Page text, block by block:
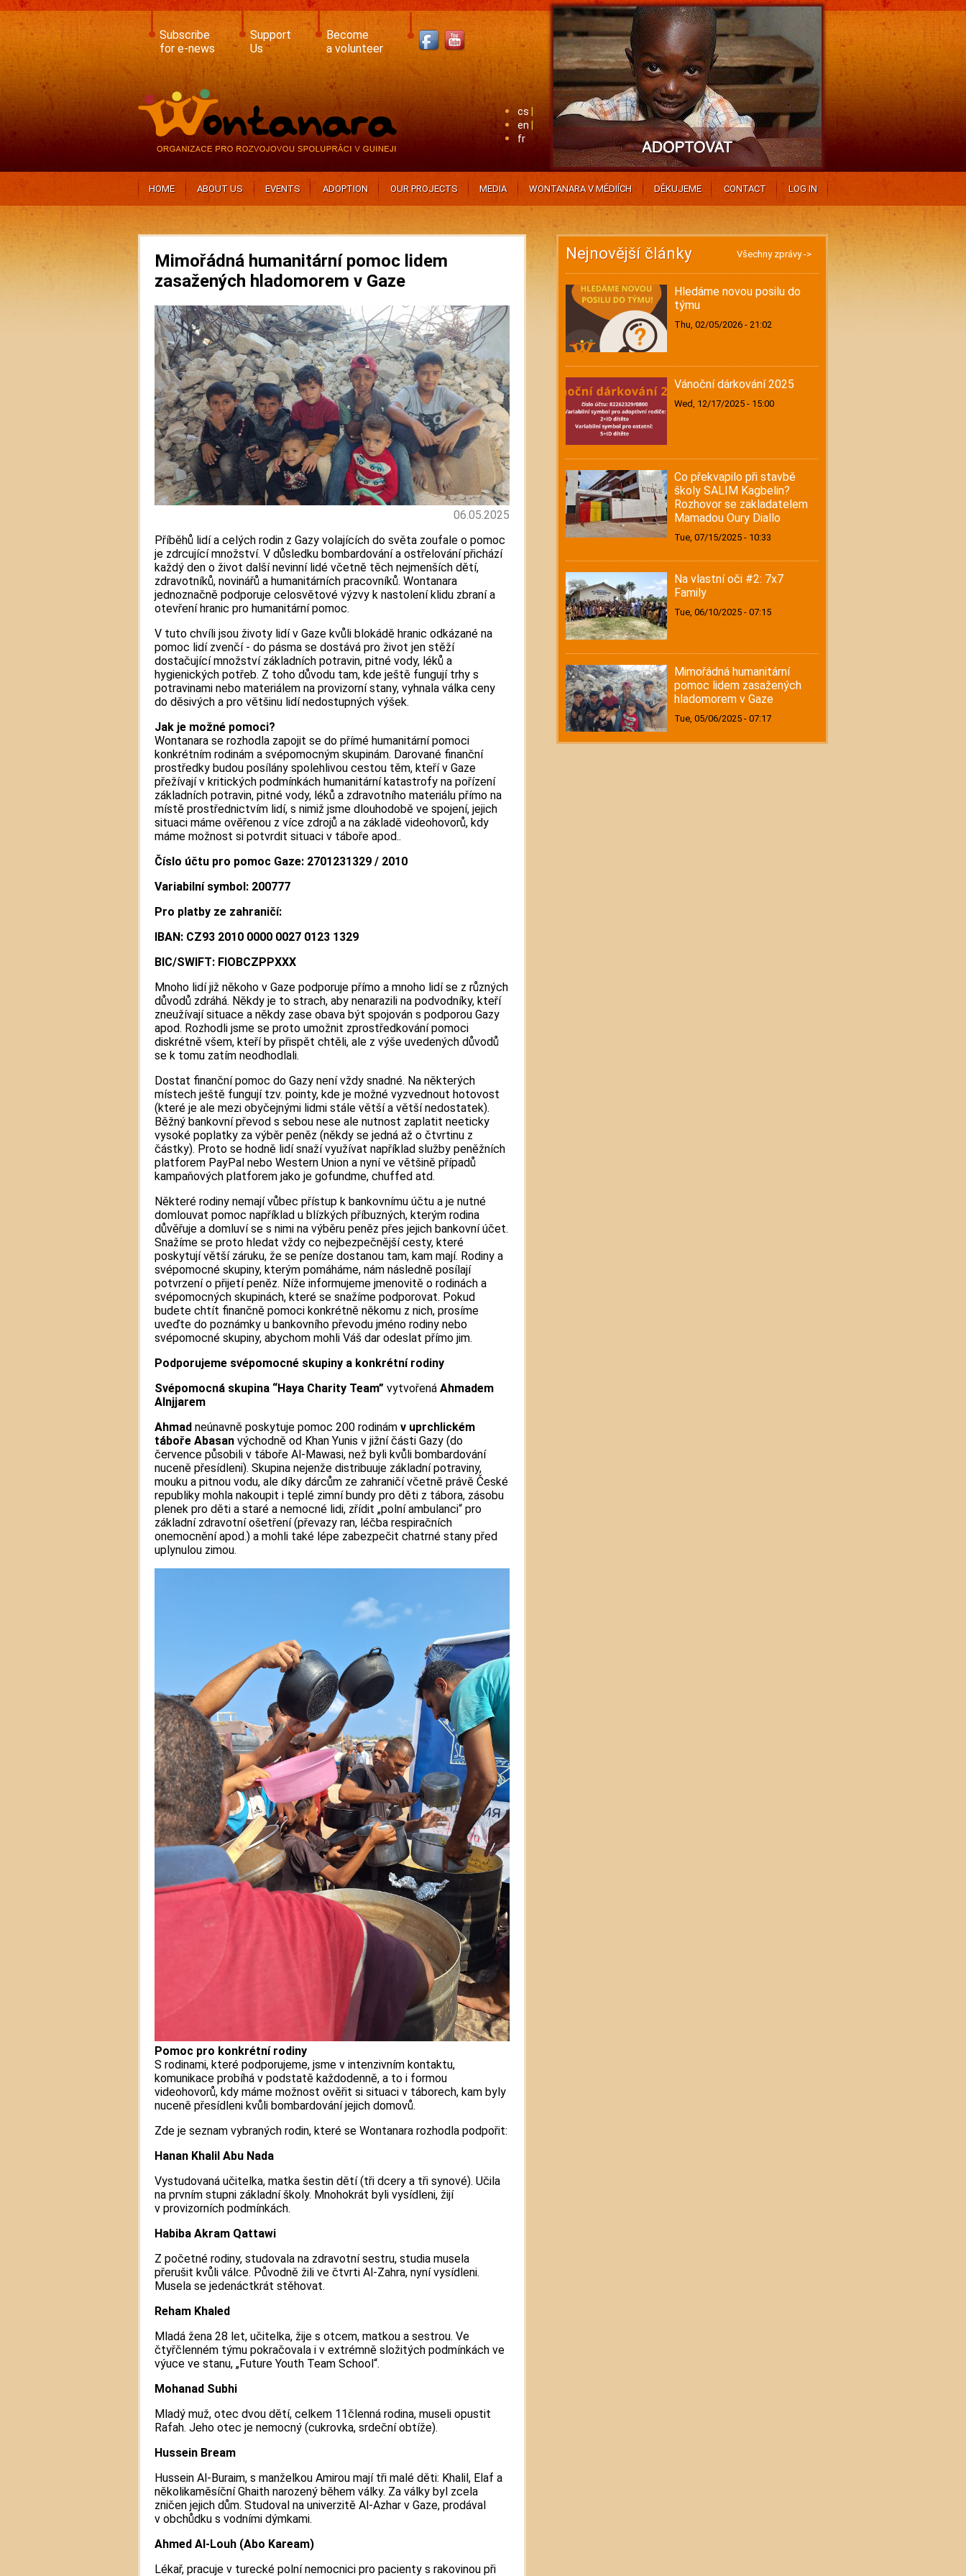
Skip
to
content
Subscribe
for e-news
Support
Us
Become
a volunteer
cs
en
fr
HOME ABOUT US EVENTS ADOPTION OUR PROJECTS MEDIA WONTANARA V MÉDIÍCH DĚKUJEME CONTACT LOG IN
Mimořádná humanitární pomoc lidem
zasažených hladomorem v Gaze
06.05.2025
Příběhů lidí a celých rodin z Gazy volajících do světa zoufale o pomoc
je zdrcující množství. V důsledku bombardování a ostřelování přichází
každý den o život další nevinní lidé včetně těch nejmenších dětí,
zdravotníků, novinářů a humanitárních pracovníků. Wontanara
jednoznačně podporuje celosvětové výzvy k nastolení klidu zbraní a
otevření hranic pro humanitární pomoc.
V tuto chvíli jsou životy lidí v Gaze kvůli blokádě hranic odkázané na
pomoc lidí zvenčí - do pásma se dostává pro život jen stěží
dostačující množství základních potravin, pitné vody, léků a
hygienických potřeb. Z toho důvodu tam, kde ještě fungují trhy s
potravinami nebo materiálem na provizorní stany, vyhnala válka ceny
do děsivých a pro většinu lidí nedostupných výšek.
Jak je možné pomoci?
Wontanara se rozhodla zapojit se do přímé humanitární pomoci
konkrétním rodinám a svépomocným skupinám. Darované finanční
prostředky budou posílány spolehlivou cestou těm, kteří v Gaze
přežívají v kritických podmínkách humanitární katastrofy na pořízení
základních potravin, pitné vody, léků a zdravotního materiálu přímo na
místě prostřednictvím lidí, s nimiž jsme dlouhodobě ve spojení, jejich
situaci máme ověřenou z více zdrojů a na základě videohovorů, kdy
máme možnost si potvrdit situaci v táboře apod..
Číslo účtu pro pomoc Gaze: 2701231329 / 2010
Variabilní symbol: 200777
Pro platby ze zahraničí:
IBAN: CZ93 2010 0000 0027 0123 1329
BIC/SWIFT: FIOBCZPPXXX
Mnoho lidí již někoho v Gaze podporuje přímo a mnoho lidí se z různých
důvodů zdráhá. Někdy je to strach, aby nenarazili na podvodníky, kteří
zneužívají situace a někdy zase obava být spojován s podporou Gazy
apod. Rozhodli jsme se proto umožnit zprostředkování pomoci
diskrétně všem, kteří by přispět chtěli, ale z výše uvedených důvodů
se k tomu zatím neodhodlali.
Dostat finanční pomoc do Gazy není vždy snadné. Na některých
místech ještě fungují tzv. pointy, kde je možné vyzvednout hotovost
(které je ale mezi obyčejnými lidmi stále větší a větší nedostatek).
Běžný bankovní převod s sebou nese ale nutnost zaplatit neeticky
vysoké poplatky za výběr peněz (někdy se jedná až o čtvrtinu z
částky). Proto se hodně lidí snaží využívat například služby peněžních
platforem PayPal nebo Western Union a nyní ve většině případů
kampaňových platforem jako je gofundme, chuffed atd.
Některé rodiny nemají vůbec přístup k bankovnímu účtu a je nutné
domlouvat pomoc například u blízkých příbuzných, kterým rodina
důvěřuje a domluví se s nimi na výběru peněz přes jejich bankovní účet.
Snažíme se proto hledat vždy co nejbezpečnější cesty, které
poskytují větší záruku, že se peníze dostanou tam, kam mají. Rodiny a
svépomocné skupiny, kterým pomáháme, nám následně posílají
potvrzení o přijetí peněz. Níže informujeme jmenovitě o rodinách a
svépomocných skupinách, které se snažíme podporovat. Pokud
budete chtít finančně pomoci konkrétně někomu z nich, prosíme
uveďte do poznámky u bankovního převodu jméno rodiny nebo
svépomocné skupiny, abychom mohli Váš dar odeslat přímo jim.
Podporujeme svépomocné skupiny a konkrétní rodiny
Svépomocná skupina “Haya Charity Team” vytvořená Ahmadem
Alnjjarem
Ahmad neúnavně poskytuje pomoc 200 rodinám v uprchlickém
táboře Abasan východně od Khan Yunis v jižní části Gazy (do
července působili v táboře Al-Mawasi, než byli kvůli bombardování
nuceně přesídleni). Skupina nejenže distribuuje základní potraviny,
mouku a pitnou vodu, ale díky dárcům ze zahraničí včetně právě České
republiky mohla nakoupit i teplé zimní bundy pro děti z tábora, zásobu
plenek pro děti a staré a nemocné lidi, zřídit „polní ambulanci“ pro
základní zdravotní ošetření (převazy ran, léčba respiračních
onemocnění apod.) a mohli také lépe zabezpečit chatrné stany před
uplynulou zimou.
Pomoc pro konkrétní rodiny
S rodinami, které podporujeme, jsme v intenzivním kontaktu,
komunikace probíhá v podstatě každodenně, a to i formou
videohovorů, kdy máme možnost ověřit si situaci v táborech, kam byly
nuceně přesídleni kvůli bombardování jejich domovů.
Zde je seznam vybraných rodin, které se Wontanara rozhodla podpořit:
Hanan Khalil Abu Nada
Vystudovaná učitelka, matka šestin dětí (tři dcery a tři synové). Učila
na prvním stupni základní školy. Mnohokrát byli vysídleni, žijí
v provizorních podmínkách.
Habiba Akram Qattawi
Z početné rodiny, studovala na zdravotní sestru, studia musela
přerušit kvůli válce. Původně žili ve čtvrti Al-Zahra, nyní vysídleni.
Musela se jedenáctkrát stěhovat.
Reham Khaled
Mladá žena 28 let, učitelka, žije s otcem, matkou a sestrou. Ve
čtyřčlenném týmu pokračovala i v extrémně složitých podmínkách ve
výuce ve stanu, „Future Youth Team School“.
Mohanad Subhi
Mladý muž, otec dvou dětí, celkem 11členná rodina, museli opustit
Rafah. Jeho otec je nemocný (cukrovka, srdeční obtíže).
Hussein Bream
Hussein Al-Buraim, s manželkou Amirou mají tři malé děti: Khalil, Elaf a
několikaměsíční Ghaith narozený během války. Za války byl zcela
zničen jejich dům. Studoval na univerzitě Al-Azhar v Gaze, prodával
v obchůdku s vodními dýmkami.
Ahmed Al-Louh (Abo Kaream)
Lékař, pracuje v turecké polní nemocnici pro pacienty s rakovinou při
Nejnovější články Všechny zprávy ->
Hledáme novou posilu do
týmu
Thu, 02/05/2026 - 21:02
Vánoční dárkování 2025
Wed, 12/17/2025 - 15:00
Co překvapilo při stavbě
školy SALIM Kagbelin?
Rozhovor se zakladatelem
Mamadou Oury Diallo
Tue, 07/15/2025 - 10:33
Na vlastní oči #2: 7x7
Family
Tue, 06/10/2025 - 07:15
Mimořádná humanitární
pomoc lidem zasažených
hladomorem v Gaze
Tue, 05/06/2025 - 07:17